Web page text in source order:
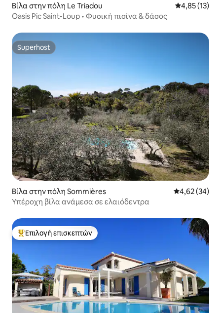
Βίλα στην πόλη Le Triadou Μέση
4,85 (13)
Oasis Pic Saint-Loup • Φυσική πισίνα & δάσος
Superhost
Superhost
Βίλα στην πόλη Sommières Μέση
4,62 (34)
Υπέροχη βίλα ανάμεσα σε ελαιόδεντρα
Κορυφαία επιλογή επισκεπτών
Επιλογή επισκεπτών